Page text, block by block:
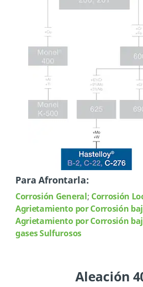
Para Afrontarla:
Corrosión General; Corrosión
Agrietamiento por Corrosión
Agrietamiento por Corrosión
gases Sulfurosos
Aleación